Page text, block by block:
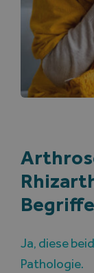
Ja, diese
Pathologie.